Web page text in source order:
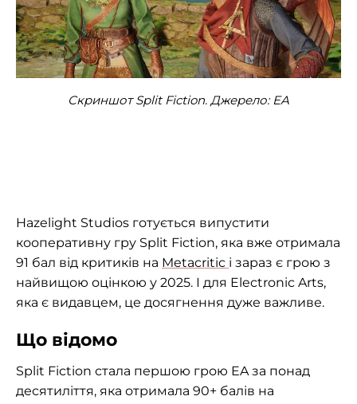
Скриншот Split Fiction. Джерело: EA
Hazelight Studios готується випустити
кооперативну гру Split Fiction, яка вже отримала
91 бал від критиків на Metacritic і зараз є грою з
найвищою оцінкою у 2025. І для Electronic Arts,
яка є видавцем, це досягнення дуже важливе.
Що відомо
Split Fiction стала першою грою EA за понад
десятиліття, яка отримала 90+ балів на